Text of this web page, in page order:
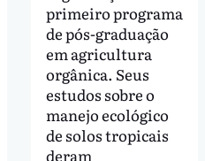
primeiro programa
de pós-graduação
em agricultura
orgânica. Seus
estudos sobre o
manejo ecológico
de solos tropicais
deram